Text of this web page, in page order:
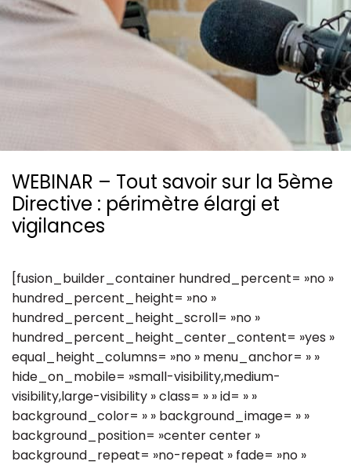
Ressources
WEBINAR – Tout savoir sur la 5ème
Directive : périmètre élargi et
vigilances
[fusion_builder_container hundred_percent= »no »
hundred_percent_height= »no »
hundred_percent_height_scroll= »no »
hundred_percent_height_center_content= »yes »
equal_height_columns= »no » menu_anchor= » »
hide_on_mobile= »small-visibility,medium-
visibility,large-visibility » class= » » id= » »
background_color= » » background_image= » »
background_position= »center center »
background_repeat= »no-repeat » fade= »no »